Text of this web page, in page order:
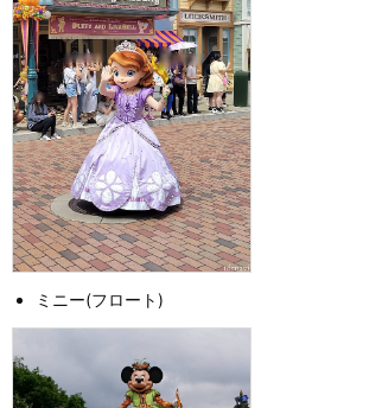
ミニー(フロート)